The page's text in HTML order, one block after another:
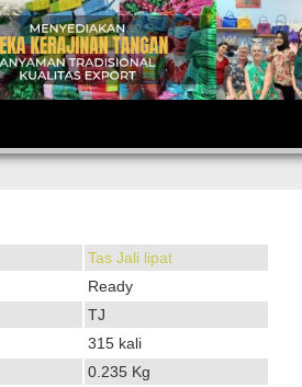
Tas Jali lipat
Ready
TJ
315 kali
0.235 Kg